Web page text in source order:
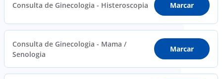
Consulta de Ginecologia - Histeroscopia Marcar
Consulta de Ginecologia - Mama /
Senologia
Marcar